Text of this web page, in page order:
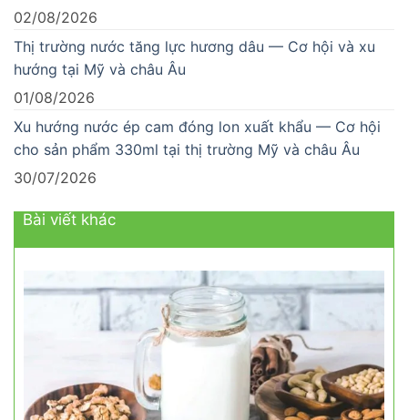
02/08/2026
Thị trường nước tăng lực hương dâu — Cơ hội và xu
hướng tại Mỹ và châu Âu
01/08/2026
Xu hướng nước ép cam đóng lon xuất khẩu — Cơ hội
cho sản phẩm 330ml tại thị trường Mỹ và châu Âu
30/07/2026
Bài viết khác